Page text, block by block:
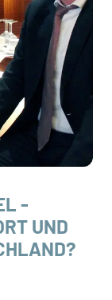
-
UND